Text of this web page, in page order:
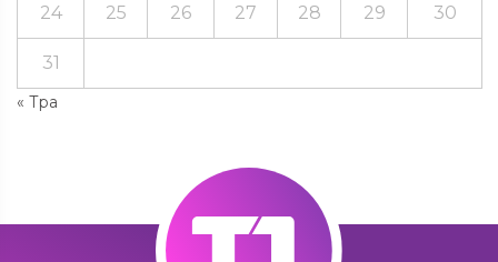
« Тра
24 25 26 27 28 29 30
31